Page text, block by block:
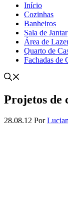
Início
Cozinhas
Banheiros
Sala de Jantar
Área de
Quarto de
Fachadas de
Projetos de
28.08.12 Por